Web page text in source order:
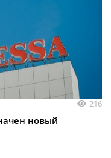
216
новый